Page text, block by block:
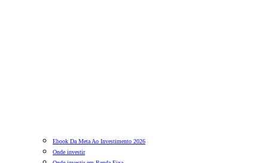
Ebook Da Meta Ao Investimento 2026
Onde investir